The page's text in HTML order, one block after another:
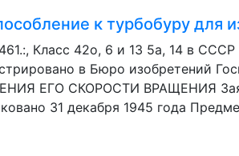
к турбобуру для
Класс 42о, 6 и 13 5а, 14 в
в Бюро изобретений
ЕГО СКОРОСТИ ВРАЩЕНИЯ
31 декабря 1945 года